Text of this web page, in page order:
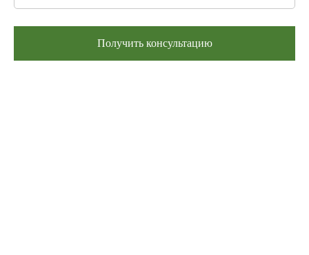
Получить консультацию